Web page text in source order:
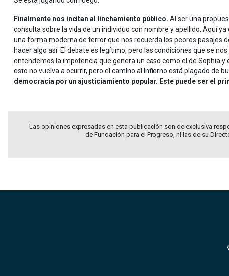
Finalmente nos incitan al linchamiento público. Al ser una
consulta sobre la vida de un individuo con nombre y apellido. Aquí
una forma moderna de terror que nos recuerda los peores pasajes
hacer algo así. El debate es legítimo, pero las condiciones que se
entendemos la impotencia que genera un caso como el de Sophia
esto no vuelva a ocurrir, pero el camino al infierno está plagado de
democracia por un ajusticiamiento popular. Este puede ser el
Las opiniones expresadas en esta publicación son de exclusiva
de Fundación para el Progreso, ni las de su